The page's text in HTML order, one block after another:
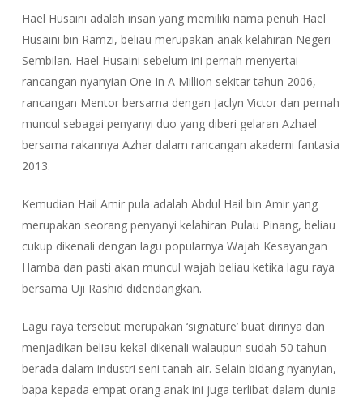
Hael Husaini adalah insan yang memiliki nama penuh Hael
Husaini bin Ramzi, beliau merupakan anak kelahiran Negeri
Sembilan. Hael Husaini sebelum ini pernah menyertai
rancangan nyanyian One In A Million sekitar tahun 2006,
rancangan Mentor bersama dengan Jaclyn Victor dan pernah
muncul sebagai penyanyi duo yang diberi gelaran Azhael
bersama rakannya Azhar dalam rancangan akademi fantasia
2013.
Kemudian Hail Amir pula adalah Abdul Hail bin Amir yang
merupakan seorang penyanyi kelahiran Pulau Pinang, beliau
cukup dikenali dengan lagu popularnya Wajah Kesayangan
Hamba dan pasti akan muncul wajah beliau ketika lagu raya
bersama Uji Rashid didendangkan.
Lagu raya tersebut merupakan ‘signature’ buat dirinya dan
menjadikan beliau kekal dikenali walaupun sudah 50 tahun
berada dalam industri seni tanah air. Selain bidang nyanyian,
bapa kepada empat orang anak ini juga terlibat dalam dunia